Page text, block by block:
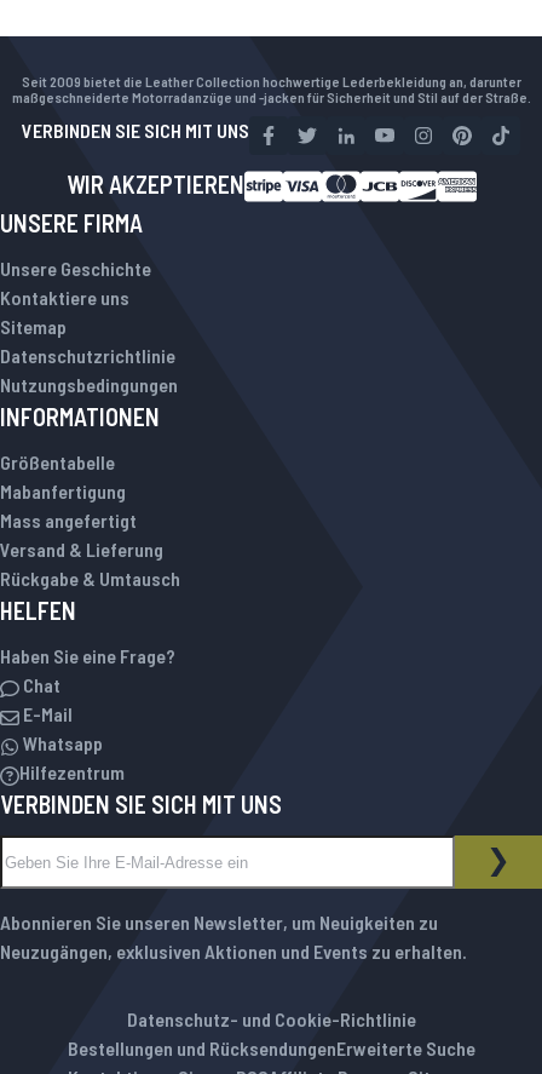
Seit 2009 bietet die Leather Collection hochwertige Lederbekleidung an, darunter
maßgeschneiderte Motorradanzüge und -jacken für Sicherheit und Stil auf der Straße.
VERBINDEN SIE SICH MIT UNS
WIR AKZEPTIEREN
UNSERE FIRMA
Unsere Geschichte
Kontaktiere uns
Sitemap
Datenschutzrichtlinie
Nutzungsbedingungen
INFORMATIONEN
Größentabelle
Mabanfertigung
Mass angefertigt
Versand & Lieferung
Rückgabe & Umtausch
HELFEN
Haben Sie eine Frage?
Chat
E-Mail
Whatsapp
Hilfezentrum
VERBINDEN SIE SICH MIT UNS
NEWSLETTER
Abonnieren Sie unseren Newsletter, um Neuigkeiten zu
Neuzugängen, exklusiven Aktionen und Events zu erhalten.
Datenschutz- und Cookie-Richtlinie
Bestellungen und RücksendungenErweiterte Suche